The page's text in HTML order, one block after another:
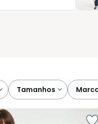
e adicionar à
tamanhos